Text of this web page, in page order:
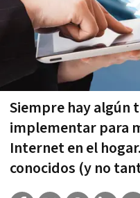
Siempre hay algún
implementar para
Internet en el
conocidos (y no